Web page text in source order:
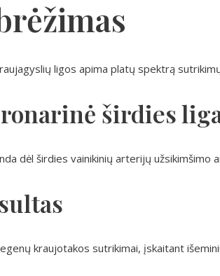
ligos apima platų spektrą
širdies
dėl širdies vainikinių arterijų užsikimšimo
kraujotakos sutrikimai, įskaitant